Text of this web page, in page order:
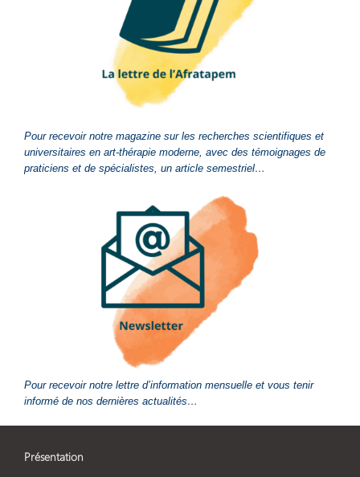
Pour recevoir notre magazine sur les recherches scientifiques et
universitaires en art-thérapie moderne, avec des témoignages de
praticiens et de spécialistes, un article semestriel…
Pour recevoir notre lettre d’information mensuelle et vous tenir
informé de nos dernières actualités…
Présentation